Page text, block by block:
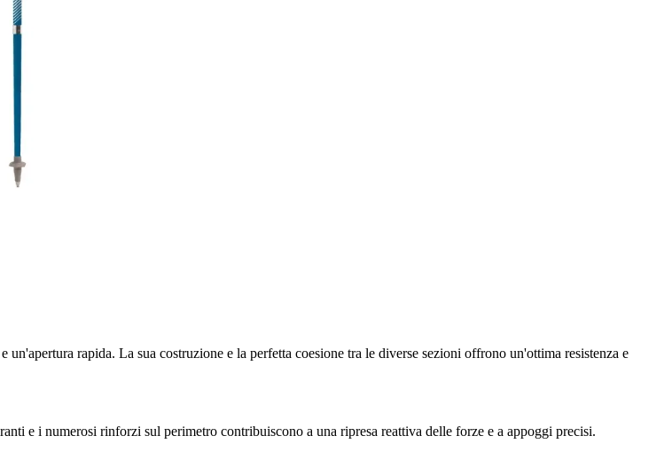
rapida. La sua costruzione e la perfetta coesione tra le diverse sezioni offrono un'ottima resistenza e
e i numerosi rinforzi sul perimetro contribuiscono a una ripresa reattiva delle forze e a appoggi precisi.